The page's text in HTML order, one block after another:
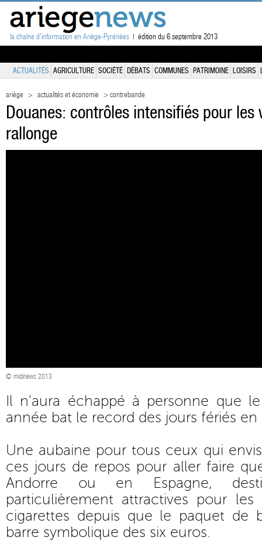
la chaîne d'information en Ariège-Pyrénées | édition du 6 septembre 2013
ACTUALITÉS AGRICULTURE SOCIÉTÉ DÉBATS COMMUNES PATRIMOINE LOISIRS
ariège > actualités et économie > contrebande
Douanes: contrôles intensifiés pour les
rallonge
© midinews 2013
Il n'aura échappé à personne que
année bat le record des jours fériés en
Une aubaine pour tous ceux qui
ces jours de repos pour aller faire
Andorre ou en Espagne,
particulièrement attractives pour
cigarettes depuis que le paquet de
barre symbolique des six euros.